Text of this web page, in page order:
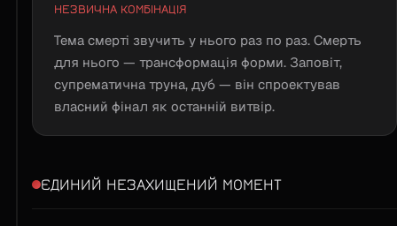
НЕЗВИЧНА КОМБІНАЦІЯ
Тема смерті звучить у нього раз по раз. Смерть
для нього — трансформація форми. Заповіт,
супрематична труна, дуб — він спроектував
власний фінал як останній витвір.
ЄДИНИЙ НЕЗАХИЩЕНИЙ МОМЕНТ